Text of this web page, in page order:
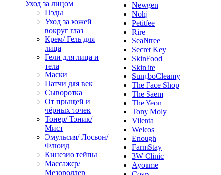
Уход за лицом
Пэды
Уход за кожей
вокруг глаз
Крем/ Гель для
лица
Гели для лица и
тела
Маски
Патчи для век
Сыворотка
От прыщей и
чёрных точек
Тонер/ Тоник/
Мист
Эмульсия/ Лосьон/
Флюид
Кинезио тейпы
Массажер/
Мезороллер
Newgen
Nohj
Petitfee
Rire
SeaNtree
Secret Key
SkinFood
Skinlite
SungboCleamy
The Face Shop
The Saem
The Yeon
Tony Moly
Vilenta
Welcos
Enough
FarmStay
3W Clinic
Ayoume